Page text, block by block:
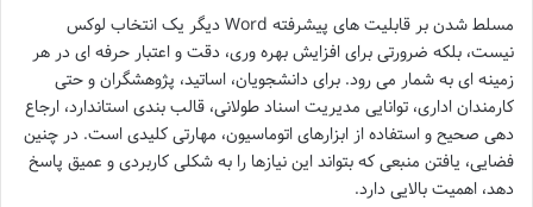
مسلط شدن بر قابلیت های پیشرفته Word دیگر یک انتخاب لوکس
نیست، بلکه ضرورتی برای افزایش بهره وری، دقت و اعتبار حرفه ای در هر
زمینه ای به شمار می رود. برای دانشجویان، اساتید، پژوهشگران و حتی
کارمندان اداری، توانایی مدیریت اسناد طولانی، قالب بندی استاندارد، ارجاع
دهی صحیح و استفاده از ابزارهای اتوماسیون، مهارتی کلیدی است. در چنین
فضایی، یافتن منبعی که بتواند این نیازها را به شکلی کاربردی و عمیق پاسخ
دهد، اهمیت بالایی دارد.